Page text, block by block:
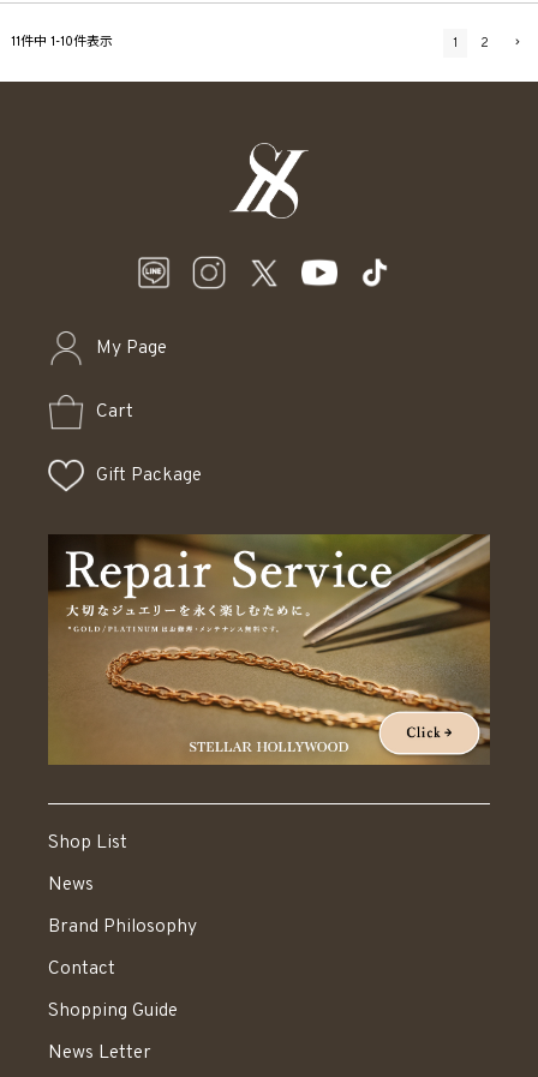
11件中 1-10件表示 1 2
My Page
Cart
Gift Package
Shop List
News
Brand Philosophy
Contact
Shopping Guide
News Letter